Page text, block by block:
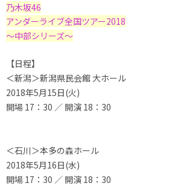
乃木坂46
アンダーライブ全国ツアー2018
〜中部シリーズ〜
【日程】
＜新潟＞新潟県民会館 大ホール
2018年5月15日(火)
開場 17：30 ／ 開演 18：30
＜石川＞本多の森ホール
2018年5月16日(水)
開場 17：30 ／ 開演 18：30